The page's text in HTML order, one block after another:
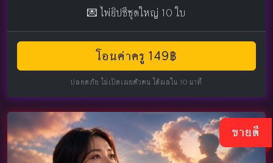
💌 ไพ่ยิปซีชุดใหญ่ 10 ใบ
โอนค่าครู 149฿
ปลอดภัย ไม่เปิดเผยตัวตน ได้ผลใน 10 นาที
ขายดี